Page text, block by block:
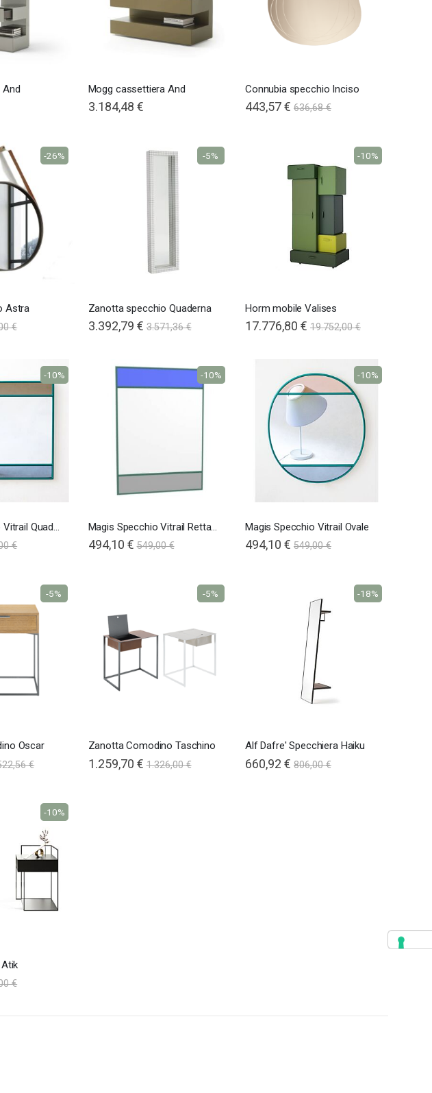
Mogg cassettiera And
3.184,48 €
Connubia specchio Inciso
443,57 € 636,68 €
Astra
€
-26%
Zanotta specchio Quaderna
Special
Price
3.392,79 € 3.571,36 €
-5%
Horm mobile Valises
17.776,80 € 19.752,00 €
-10%
Magis Specchio Vitrail Quadrato
€
-10%
Magis Specchio Vitrail Rettangolare
494,10 € 549,00 €
-10%
Magis Specchio Vitrail Ovale
494,10 € 549,00 €
-10%
Oscar
€
-5%
Zanotta Comodino Taschino
1.259,70 € 1.326,00 €
-5%
Alf Dafre' Specchiera Haiku
660,92 € 806,00 €
-18%
€
-10%